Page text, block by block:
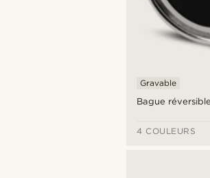
Bague
Gravable
4 COULEURS